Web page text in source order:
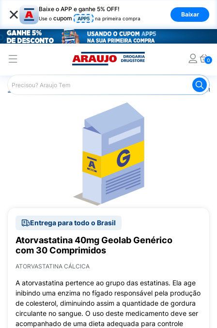
× Baixe o APP e ganhe 5% OFF!
Use o cupom APP5 na primeira compra
Baixar
0
Araujo Medicamentos
Entrega para todo o Brasil
Atorvastatina 40mg Geolab Genérico
com 30 Comprimidos
ATORVASTATINA CÁLCICA
A atorvastatina pertence ao grupo das estatinas. Ela age
inibindo uma enzima no fígado responsável pela produção
de colesterol, diminuindo assim a quantidade de gordura
circulante no sangue. O uso deste medicamento deve ser
acompanhado de uma dieta adequada para controle